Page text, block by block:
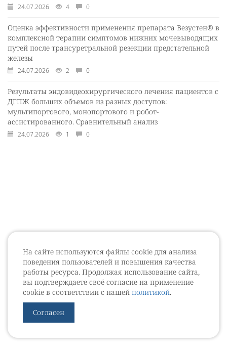
На сайте используются файлы cookie для анализа
поведения пользователей и повышения качества
работы ресурса. Продолжая использование сайта,
вы подтверждаете своё согласие на применение
cookie в соответствии с нашей политикой.
Согласен
24.07.2026 4 0
Оценка эффективности применения препарата Везустен® в
комплексной терапии симптомов нижних мочевыводящих
путей после трансуретральной резекции предстательной
железы
24.07.2026 2 0
Результаты эндовидеохирургического лечения пациентов с
ДГПЖ больших объемов из разных доступов:
мультипортового, монопортового и робот-
ассистированного. Сравнительный анализ
24.07.2026 1 0